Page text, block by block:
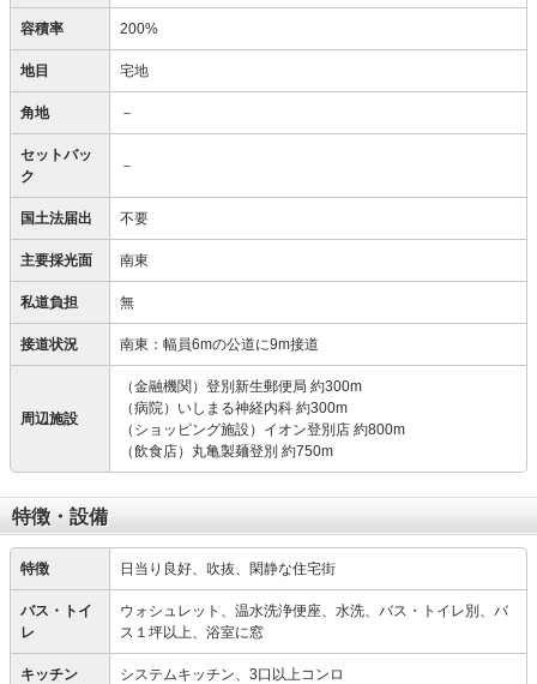
容積率 200%
地目 宅地
角地 －
セットバッ
ク
－
国土法届出 不要
主要採光面 南東
私道負担 無
接道状況 南東：幅員6mの公道に9m接道
周辺施設
（金融機関）登別新生郵便局 約300m
（病院）いしまる神経内科 約300m
（ショッピング施設）イオン登別店 約800m
（飲食店）丸亀製麺登別 約750m
特徴・設備
特徴 日当り良好、吹抜、閑静な住宅街
バス・トイ
レ
ウォシュレット、温水洗浄便座、水洗、バス・トイレ別、バ
ス１坪以上、浴室に窓
キッチン システムキッチン、3口以上コンロ